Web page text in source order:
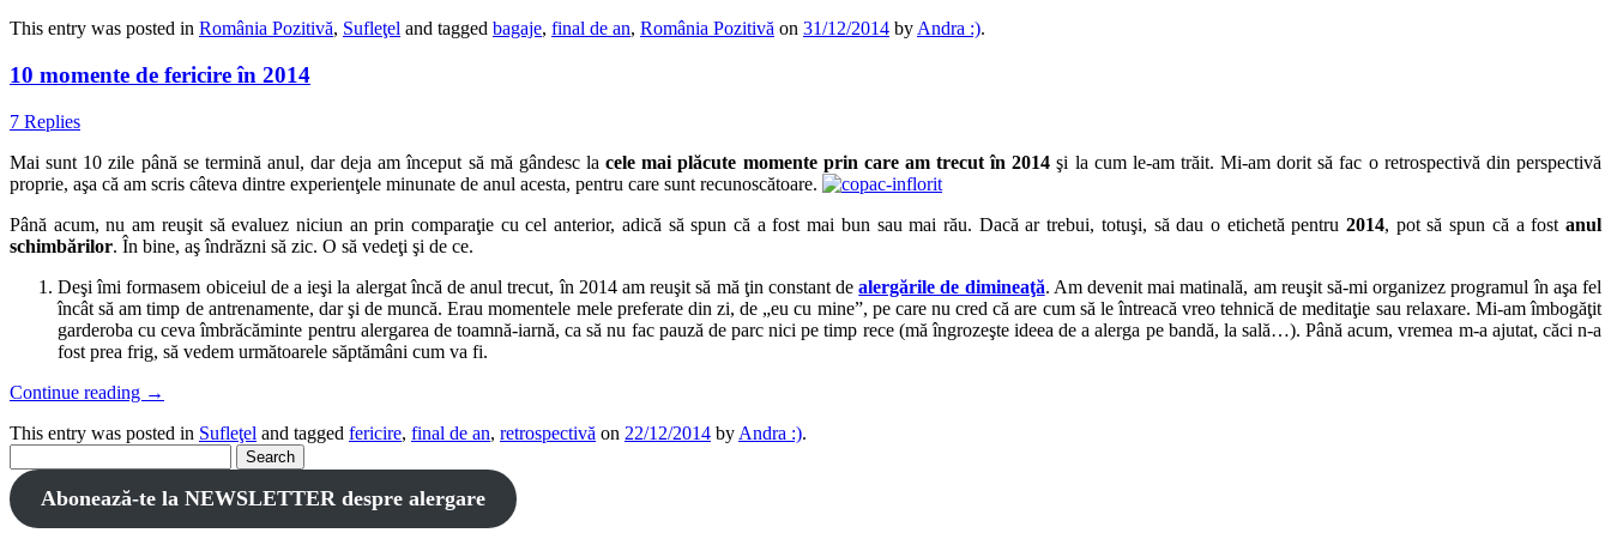
This entry was posted in România Pozitivă, Sufleţel and tagged bagaje, final de an, România Pozitivă on 31/12/2014 byAndra :).
10 momente de fericire în 2014
7 Replies
Mai sunt 10 zile până se termină anul, dar deja am început să mă gândesc la cele mai plăcute momente prin care am trecut în 2014 şi la cum le-am trăit. Mi-am dorit să fac o retrospectivă din perspectivă
proprie, aşa că am scris câteva dintre experienţele minunate de anul acesta, pentru care sunt recunoscătoare.
Până acum, nu am reuşit să evaluez niciun an prin comparaţie cu cel anterior, adică să spun că a fost mai bun sau mai rău. Dacă ar trebui, totuşi, să dau o etichetă pentru 2014, pot să spun că a fostanul
schimbărilor. În bine, aş îndrăzni să zic. O să vedeţi şi de ce.
Deşi îmi formasem obiceiul de a ieşi la alergat încă de anul trecut, în 2014 am reuşit să mă ţin constant dealergările de dimineaţă. Am devenit mai matinală, am reuşit să-mi organizez programul în aşa fel
încât să am timp de antrenamente, dar şi de muncă. Erau momentele mele preferate din zi, de „eu cu mine”, pe care nu cred că are cum să le întreacă vreo tehnică de meditaţie sau relaxare. Mi-am îmbogăţit
garderoba cu ceva îmbrăcăminte pentru alergarea de toamnă-iarnă, ca să nu fac pauză de parc nici pe timp rece (mă îngrozeşte ideea de a alerga pe bandă, la sală…). Până acum, vremea m-a ajutat, căci n-a
fost prea frig, să vedem următoarele săptămâni cum va fi.
Continue reading →
This entry was posted in Sufleţel and tagged fericire, final de an, retrospectivă on 22/12/2014 by Andra :).
for:
Abonează-te la NEWSLETTER despre alergare